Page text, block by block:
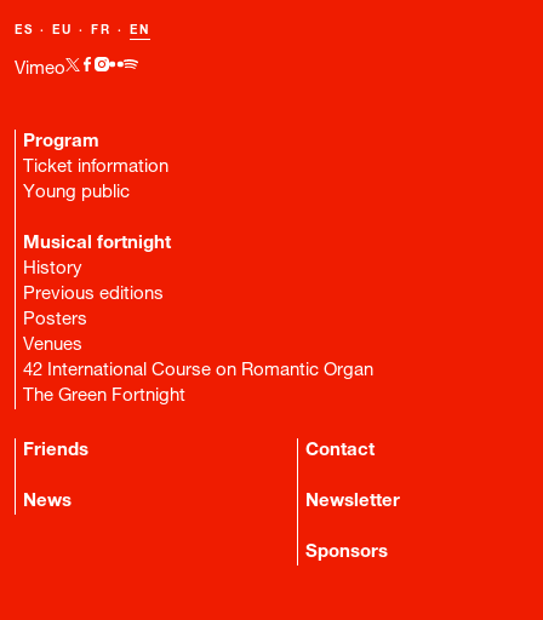
Vimeo
ES · EU · FR · EN
Program
Ticket information
Young public
Musical fortnight
History
Previous editions
Posters
Venues
42 International Course on Romantic Organ
The Green Fortnight
Friends
News
Contact
Newsletter
Sponsors